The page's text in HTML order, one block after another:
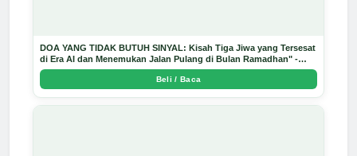
DOA YANG TIDAK BUTUH SINYAL: Kisah Tiga Jiwa yang Tersesat
di Era AI dan Menemukan Jalan Pulang di Bulan Ramadhan" -
Arda Dinata
Beli / Baca